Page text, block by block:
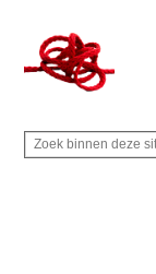
naar
de
inhoud
secondary
naar
de
sidebar
naar
de
Rechts
Z
Z